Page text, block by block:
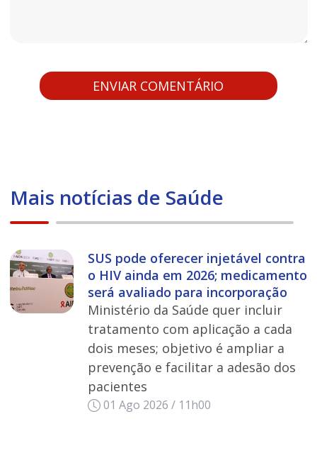
Mais notícias de Saúde
SUS pode oferecer injetável contra
o HIV ainda em 2026; medicamento
será avaliado para incorporação
Ministério da Saúde quer incluir
tratamento com aplicação a cada
dois meses; objetivo é ampliar a
prevenção e facilitar a adesão dos
pacientes
01 Ago 2026 / 11h00